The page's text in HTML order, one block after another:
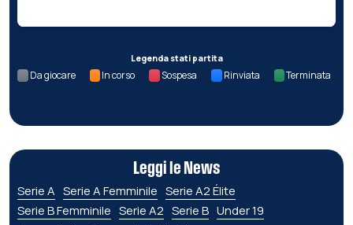
Legenda stati partita
Da giocare In corso Sospesa Rinviata Terminata
Leggi le News
Serie A Serie A Femminile Serie A2 Élite
Serie B Femminile Serie A2 Serie B Under 19